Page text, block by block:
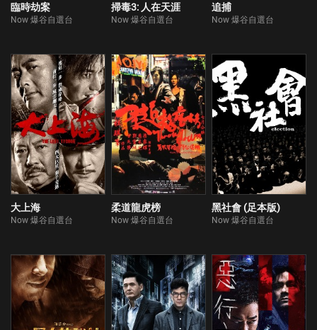
臨時劫案
Now 爆谷自選台
掃毒3: 人在天涯
Now 爆谷自選台
追捕
Now 爆谷自選台
大上海
Now 爆谷自選台
柔道龍虎榜
Now 爆谷自選台
黑社會 (足本版)
Now 爆谷自選台